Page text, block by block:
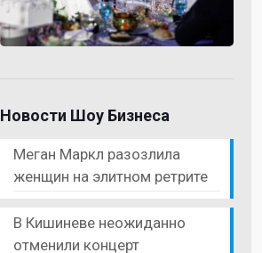
Новости Шоу Бизнеса
Меган Маркл разозлила
женщин на элитном ретрите
В Кишиневе неожиданно
отменили концерт